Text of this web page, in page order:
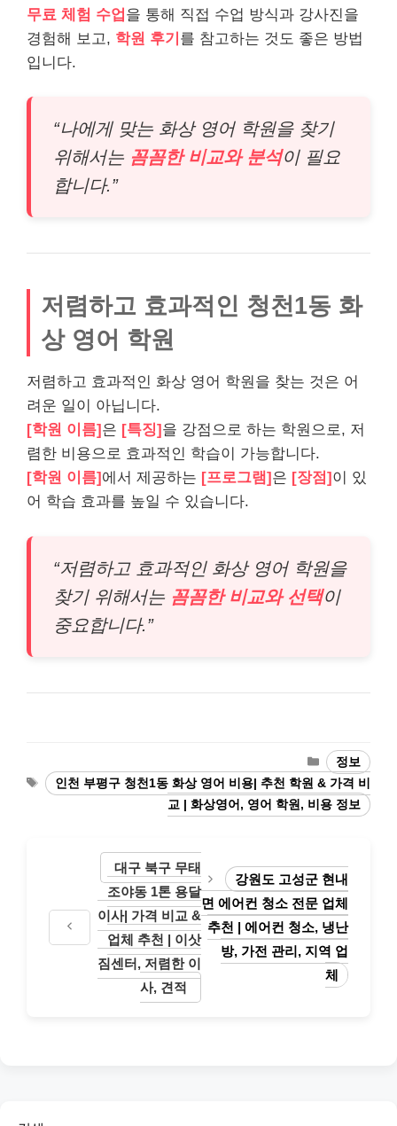
무료 체험 수업 을 통해 직접 수업 방식과 강사진을
경험해 보고, 학원 후기 를 참고하는 것도 좋은 방법
입니다.
“나에게 맞는 화상 영어 학원을 찾기
위해서는 꼼꼼한 비교와 분석이 필요
합니다.”
저렴하고 효과적인 청천1동 화
상 영어 학원
저렴하고 효과적인 화상 영어 학원을 찾는 것은 어
려운 일이 아닙니다.
[학원 이름]은 [특징]을 강점으로 하는 학원으로, 저
렴한 비용으로 효과적인 학습이 가능합니다.
[학원 이름]에서 제공하는 [프로그램]은 [장점]이 있
어 학습 효과를 높일 수 있습니다.
“저렴하고 효과적인 화상 영어 학원을
찾기 위해서는 꼼꼼한 비교와 선택이
중요합니다.”
카
테
고
리
정보
태
그
인천 부평구 청천1동 화상 영어 비용| 추천 학원 & 가격 비
교 | 화상영어, 영어 학원, 비용 정보
대구 북구 무태
조야동 1톤 용달
이사| 가격 비교 &
업체 추천 | 이삿
짐센터, 저렴한 이
사, 견적
강원도 고성군 현내
면 에어컨 청소 전문 업체
추천 | 에어컨 청소, 냉난
방, 가전 관리, 지역 업
체